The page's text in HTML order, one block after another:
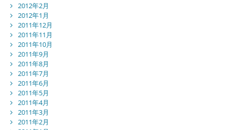
2012年2月
2012年1月
2011年12月
2011年11月
2011年10月
2011年9月
2011年8月
2011年7月
2011年6月
2011年5月
2011年4月
2011年3月
2011年2月